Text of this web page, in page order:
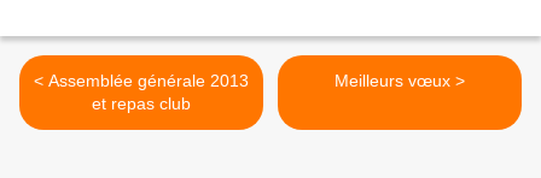
< Assemblée générale 2013
et repas club
Meilleurs vœux >